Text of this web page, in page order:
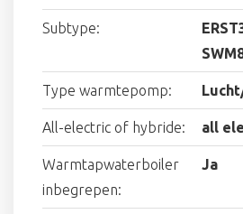
Subtype:
Type warmtepomp:
All-electric of hybride: all
Warmtapwaterboiler
inbegrepen:
Ja